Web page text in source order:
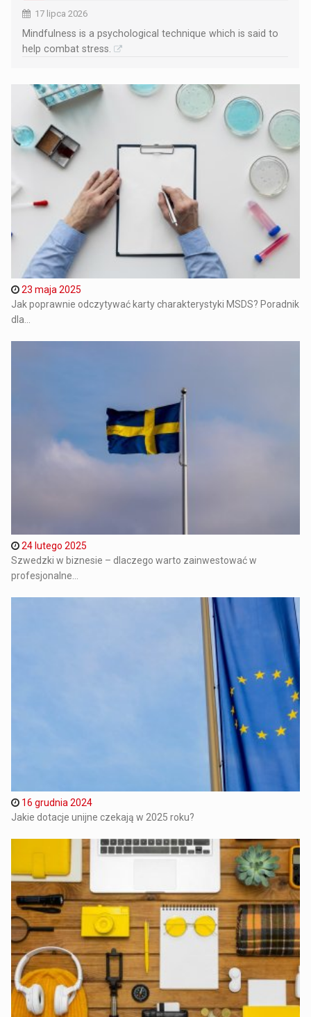
17 lipca 2026
Mindfulness is a psychological technique which is said to
help combat stress.
23 maja 2025
Jak poprawnie odczytywać karty charakterystyki MSDS? Poradnik
dla...
24 lutego 2025
Szwedzki w biznesie – dlaczego warto zainwestować w
profesjonalne...
16 grudnia 2024
Jakie dotacje unijne czekają w 2025 roku?